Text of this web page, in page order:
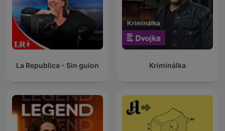
La Republica - Sin guion Kriminálka